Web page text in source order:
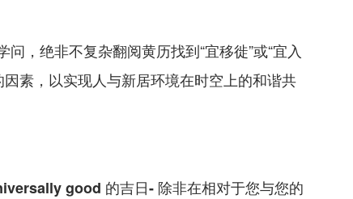
，绝非不复杂翻阅黄历找到“宜移徙”或“宜入
素，以实现人与新居环境在时空上的和谐共
good 的吉日- 除非在相对于您与您的